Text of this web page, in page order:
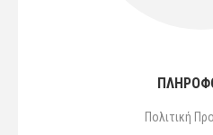
Πολιτική